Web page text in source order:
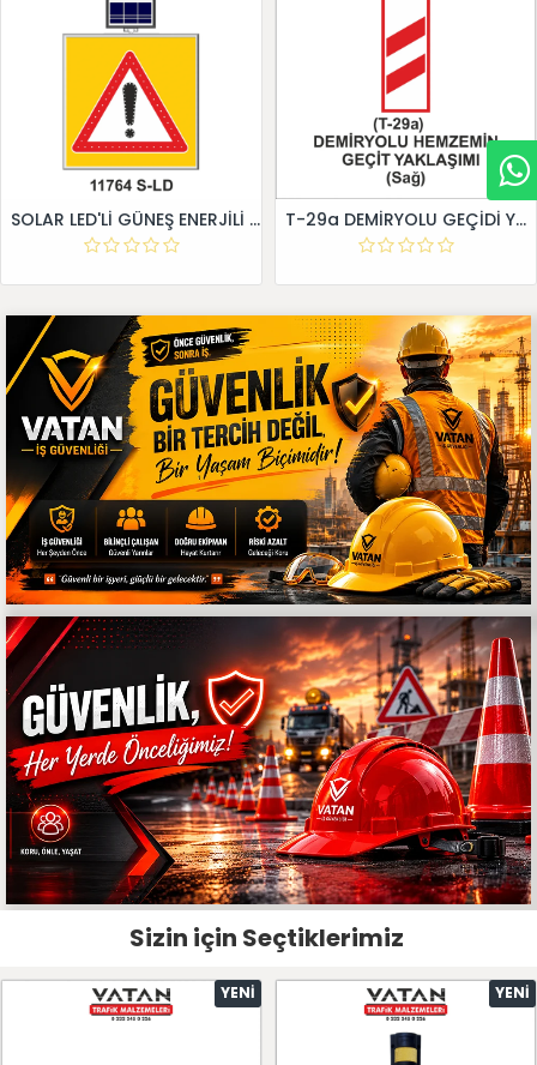
SOLAR LED'Lİ GÜNEŞ ENERJİLİ LEVHA T-29a DEMİRYOLU GEÇİDİ YAKLAŞIM LEVHALARI (Sağ)
Sizin için Seçtiklerimiz
YENI YENI